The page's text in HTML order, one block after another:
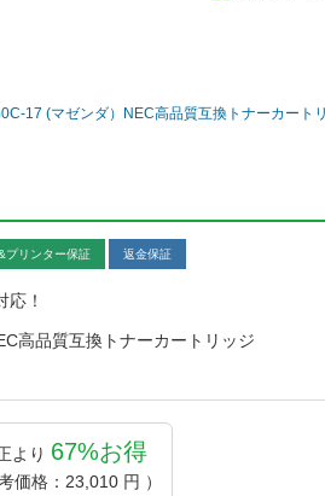
17 (マゼンダ）NEC高品質互換トナーカート
プリンター保証 返金保証
！
高品質互換トナーカートリッジ
より 67%お得
考価格：23,010 円 ）